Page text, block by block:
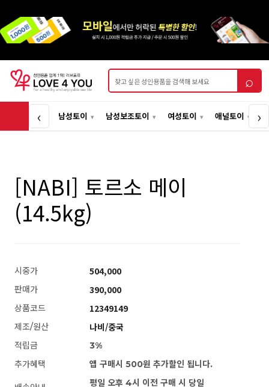
상품검색 ⌕
‹ 남성토이 남성보조토이 여성토이 애널토이 ›
[NABI] 토르소 메이
(14.5kg)
시중가 504,000
판매가 390,000
상품코드 12349149
제조/원산 나비/중국
적립금
3%
추가혜택
앱 구매시 500원 추가할인 됩니다.
평일 오후 4시 이전 구매 시 당일